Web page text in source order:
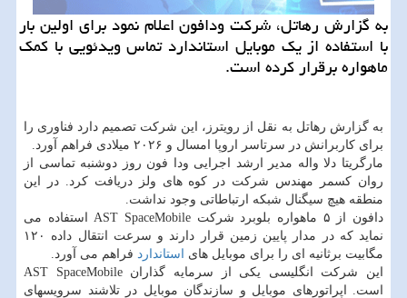
به گزارش رهاتل، شرکت ودافون اعلام نمود برای اولین بار
با استفاده از یک موبایل استاندارد تماس ویدئویی با کمک
ماهواره برقرار کرده است.
به گزارش رهاتل به نقل از رویترز، این شرکت تصمیم دارد فناوری را
برای کاربرانش در سرتاسر اروپا امسال و ۲۰۲۶ میلادی فراهم آورد.
مارگریتا دلا واله مدیر ارشد اجرایی ودا فون روز دوشنبه تماسی از
روان کسمر مهندس شرکت در کوه های ولز دریافت کرد. در این
منطقه هیچ سیگنال شبکه ارتباطاتی وجود نداشت.
دافون از ۵ ماهواره بلوبرد شرکت AST SpaceMobile استفاده می
نماید که در مدار پایین زمین قرار دارند و سرعت انتقال داده ۱۲۰
مگابیت برثانیه ای را برای موبایل های استاندارد فراهم می آورد.
این شرکت انگلیسی یکی از سرمایه گذاران AST SpaceMobile
است. اپراتورهای موبایل و سازندگان موبایل در تلاشند سرویسهای